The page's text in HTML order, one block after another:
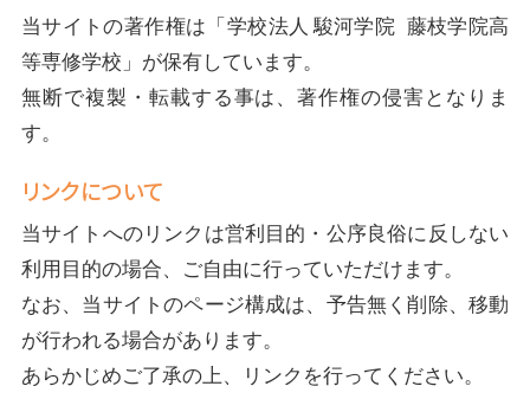
当サイトの著作権は「学校法人 駿河学院 藤枝学院高
等専修学校」が保有しています。
無断で複製・転載する事は、著作権の侵害となりま
す。
リンクについて
当サイトへのリンクは営利目的・公序良俗に反しない
利用目的の場合、ご自由に行っていただけます。
なお、当サイトのページ構成は、予告無く削除、移動
が行われる場合があります。
あらかじめご了承の上、リンクを行ってください。